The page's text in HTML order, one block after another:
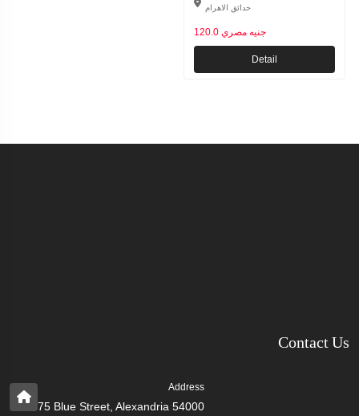
حدائق الاهرام
120.0 جنيه مصري
Detail
Contact Us
Address
75 Blue Street, Alexandria 54000